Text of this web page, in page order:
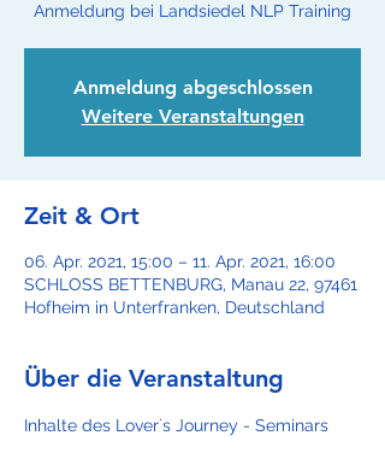
Anmeldung bei Landsiedel NLP Training
Anmeldung abgeschlossen
Weitere Veranstaltungen
Zeit & Ort
06. Apr. 2021, 15:00 – 11. Apr. 2021, 16:00
SCHLOSS BETTENBURG, Manau 22, 97461
Hofheim in Unterfranken, Deutschland
Über die Veranstaltung